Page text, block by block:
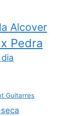
Alcover
Pedra
Guitarres